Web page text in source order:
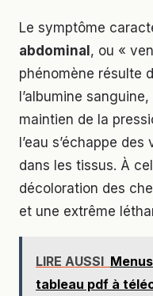
Le symptôme
abdominal, ou «
phénomène résulte
l’albumine
maintien de la
l’eau s’échappe
dans les tissus. À
décoloration des
et une extrême
LIRE AUSSI
tableau pdf à